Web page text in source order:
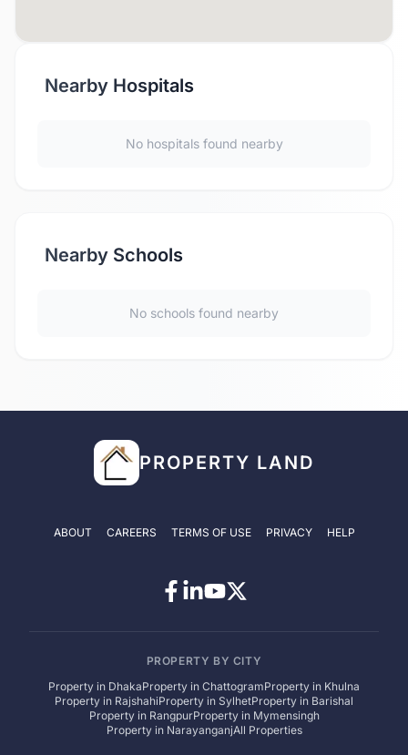
Nearby Hospitals
No hospitals found nearby
Nearby Schools
No schools found nearby
PROPERTY LAND
ABOUT CAREERS TERMS OF USE PRIVACY HELP
PROPERTY BY CITY
Property in DhakaProperty in ChattogramProperty in Khulna
Property in RajshahiProperty in SylhetProperty in Barishal
Property in RangpurProperty in Mymensingh
Property in NarayanganjAll Properties